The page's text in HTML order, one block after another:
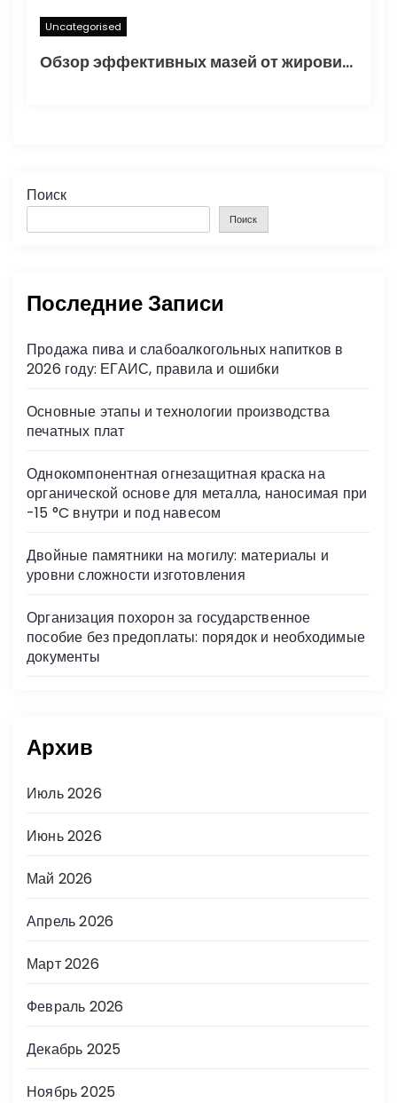
Uncategorised
Обзор эффективных мазей от жировиков с рассасывающим эффектом
Поиск
Поиск
Последние Записи
Продажа пива и слабоалкогольных напитков в
2026 году: ЕГАИС, правила и ошибки
Основные этапы и технологии производства
печатных плат
Однокомпонентная огнезащитная краска на
органической основе для металла, наносимая при
-15 °C внутри и под навесом
Двойные памятники на могилу: материалы и
уровни сложности изготовления
Организация похорон за государственное
пособие без предоплаты: порядок и необходимые
документы
Архив
Июль 2026
Июнь 2026
Май 2026
Апрель 2026
Март 2026
Февраль 2026
Декабрь 2025
Ноябрь 2025